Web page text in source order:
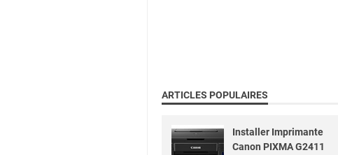
ARTICLES POPULAIRES
Installer Imprimante
Canon PIXMA G2411